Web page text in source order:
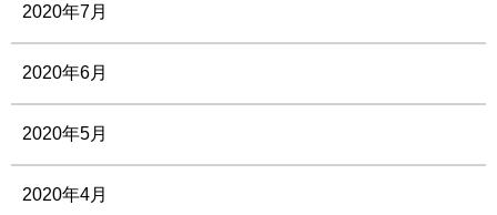
2020年7月
2020年6月
2020年5月
2020年4月